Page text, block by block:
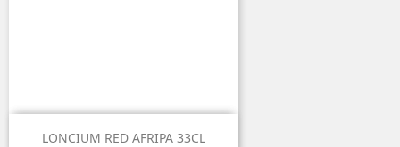
 Aperçu rapide
LONCIUM RED AFRIPA 33CL